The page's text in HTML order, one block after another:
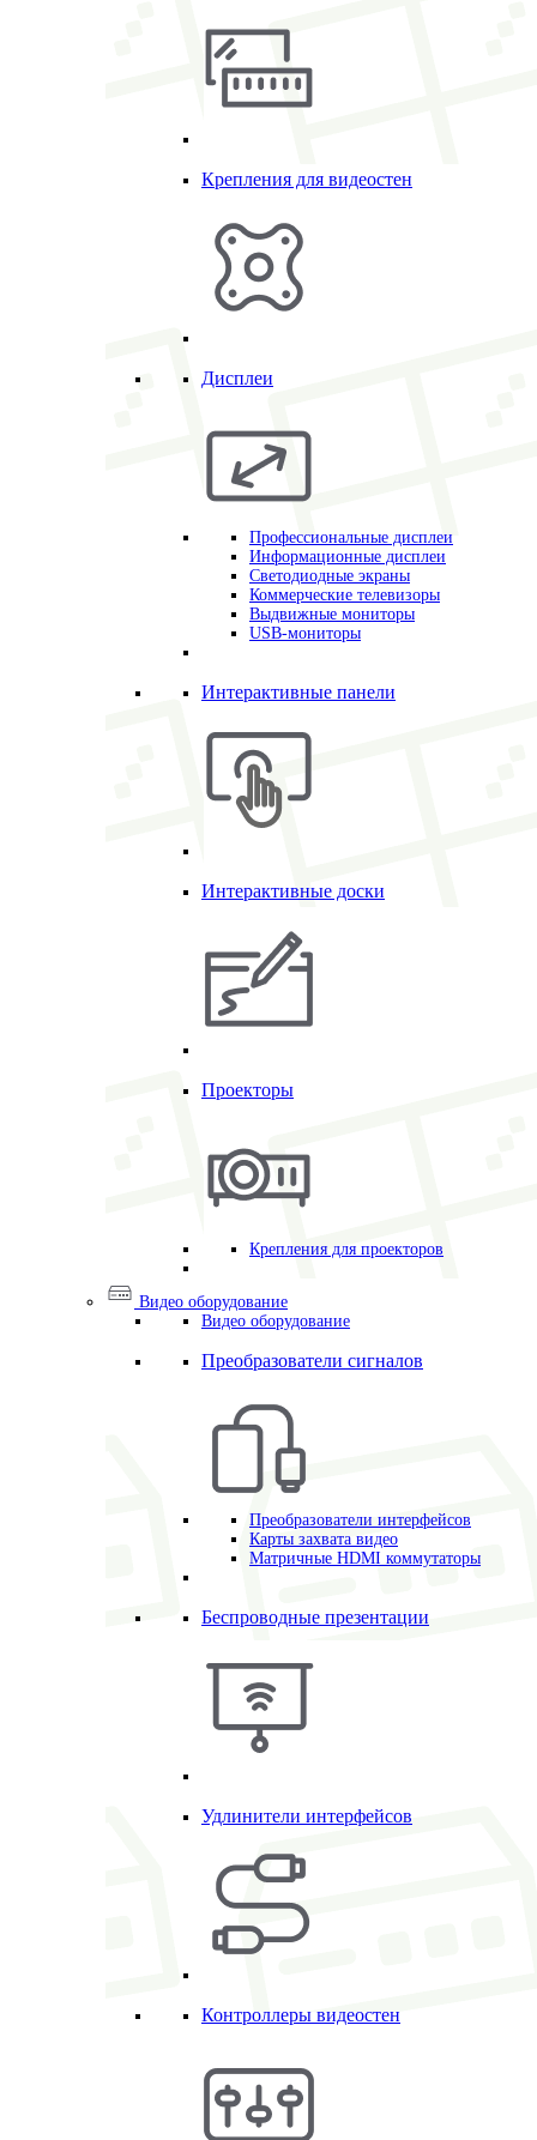
Крепления для видеостен
Дисплеи
Профессиональные дисплеи
Информационные дисплеи
Светодиодные экраны
Коммерческие телевизоры
Выдвижные мониторы
USB-мониторы
Интерактивные панели
Интерактивные доски
Проекторы
Крепления для проекторов
Видео оборудование
Видео оборудование
Преобразователи сигналов
Преобразователи интерфейсов
Карты захвата видео
Матричные HDMI коммутаторы
Беспроводные презентации
Удлинители интерфейсов
Контроллеры видеостен